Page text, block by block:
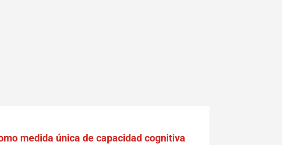
medida única de capacidad cognitiva